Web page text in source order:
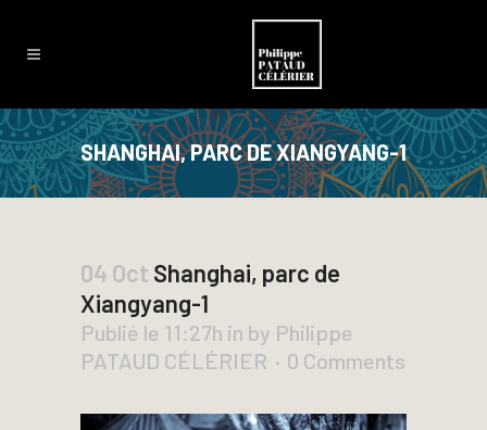
SHANGHAI, PARC DE XIANGYANG-1
04 Oct Shanghai, parc de
Xiangyang-1
Publié le 11:27h in by Philippe
PATAUD CÉLÉRIER
0 Comments